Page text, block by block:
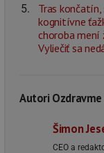
Tras
kognitívne
choroba mení
Vyliečiť sa
Autori Ozdravme
Šimon
CEO a